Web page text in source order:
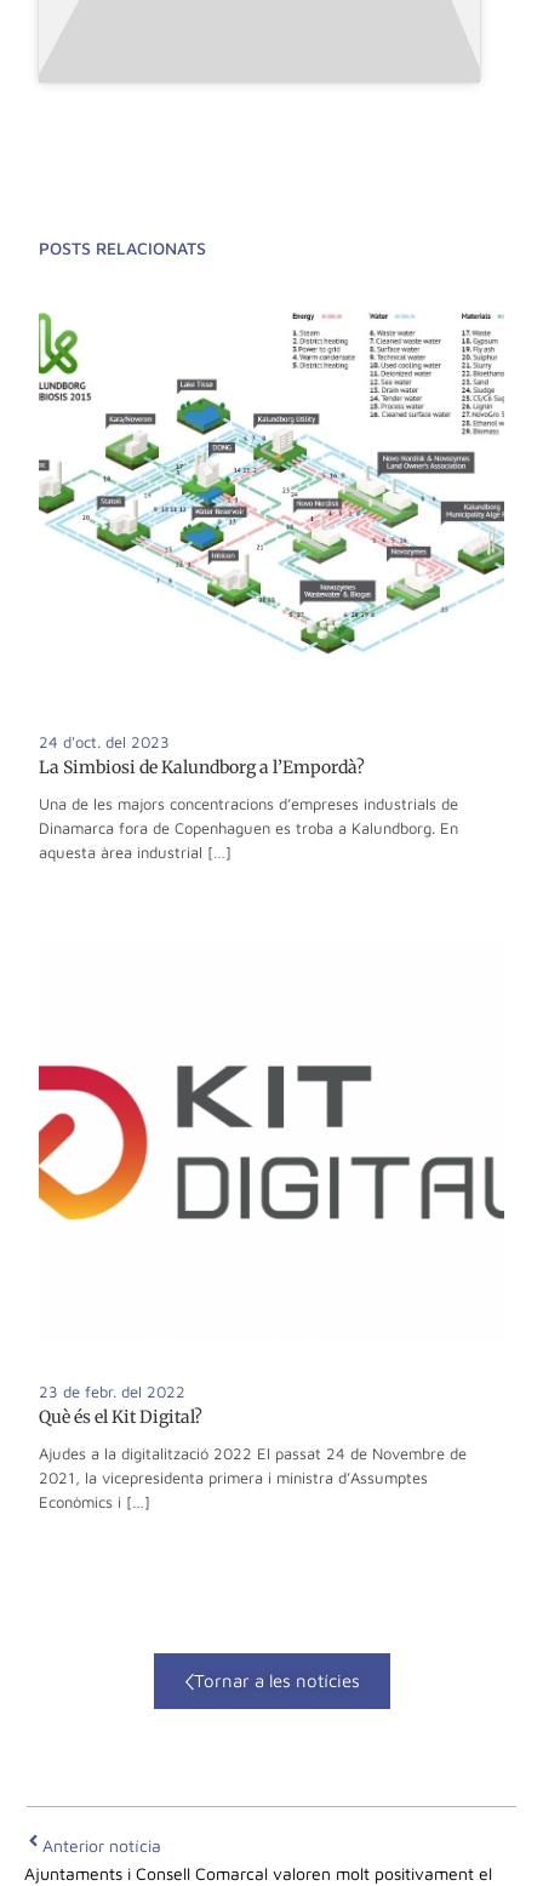
POSTS RELACIONATS
24 d'oct. del 2023
La Simbiosi de Kalundborg a l’Empordà?
Una de les majors concentracions d’empreses industrials de
Dinamarca fora de Copenhaguen es troba a Kalundborg. En
aquesta àrea industrial […]
23 de febr. del 2022
Què és el Kit Digital?
Ajudes a la digitalització 2022 El passat 24 de Novembre de
2021, la vicepresidenta primera i ministra d’Assumptes
Econòmics i […]
Tornar a les notícies
Anterior notícia
Ajuntaments i Consell Comarcal valoren molt positivament el